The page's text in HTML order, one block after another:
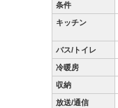
条件
キッチン
バス/トイレ
冷暖房
収納
放送/通信